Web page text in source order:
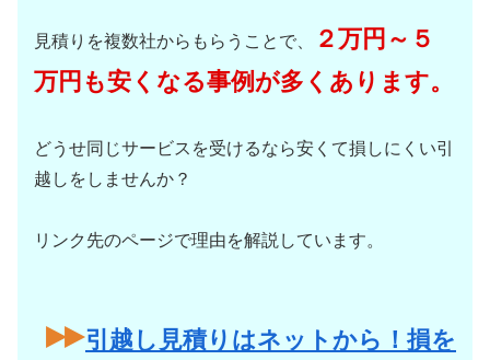
見積りを複数社からもらうことで、
２万円～５
万円も安くなる事例が多くあります。
どうせ同じサービスを受けるなら安くて損しにくい引
越しをしませんか？
リンク先のページで理由を解説しています。
引越し見積りはネットから！損を